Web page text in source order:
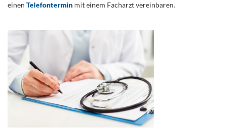
einen Telefontermin mit einem Facharzt vereinbaren.